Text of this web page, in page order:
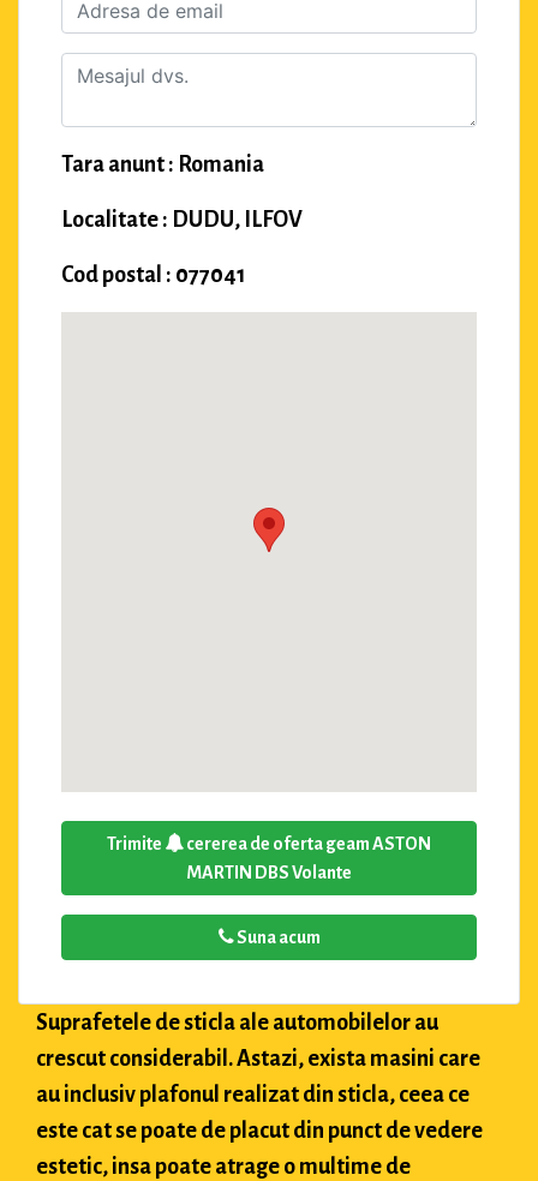
Tara anunt : Romania
Localitate : DUDU, ILFOV
Cod postal : 077041
Trimite
cererea de oferta geam ASTON
MARTIN DBS Volante
Suna acum
Suprafetele de sticla ale automobilelor au
crescut considerabil. Astazi, exista masini care
au inclusiv plafonul realizat din sticla, ceea ce
este cat se poate de placut din punct de vedere
estetic, insa poate atrage o multime de